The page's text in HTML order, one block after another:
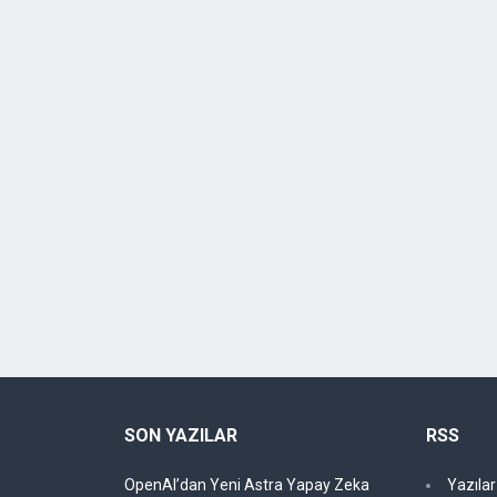
SON YAZILAR
OpenAI’dan Yeni Astra Yapay Zeka
RSS